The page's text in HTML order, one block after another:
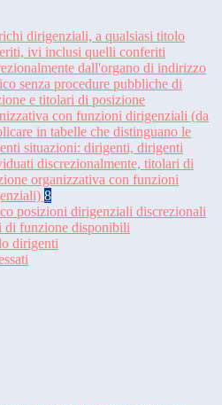
dirigenziali, a qualsiasi titolo
ivi inclusi quelli conferiti
dall'organo di indirizzo
senza procedure pubbliche di
e titolari di posizione
con funzioni dirigenziali (da
in tabelle che distinguano le
situazioni: dirigenti, dirigenti
discrezionalmente, titolari di
organizzativa con funzioni
8
posizioni dirigenziali discrezionali
di funzione disponibili
dirigenti